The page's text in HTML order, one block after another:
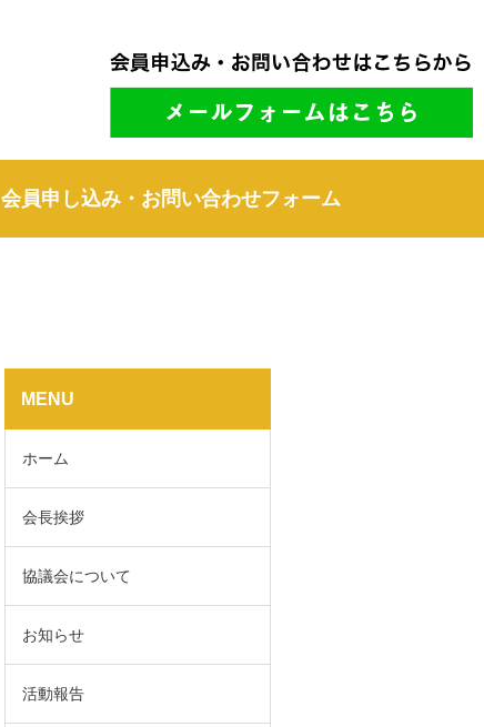
会員申し込み・お問い合わせフォーム
MENU
ホーム
会長挨拶
協議会について
お知らせ
活動報告